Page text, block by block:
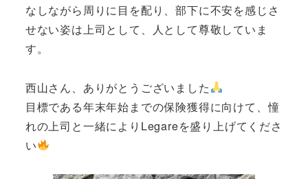
なしながら周りに目を配り、部下に不安を感じさ
せない姿は上司として、人として尊敬していま
す。
西山さん、ありがとうございました
目標である年末年始までの保険獲得に向けて、憧
れの上司と一緒によりLegareを盛り上げてくださ
い